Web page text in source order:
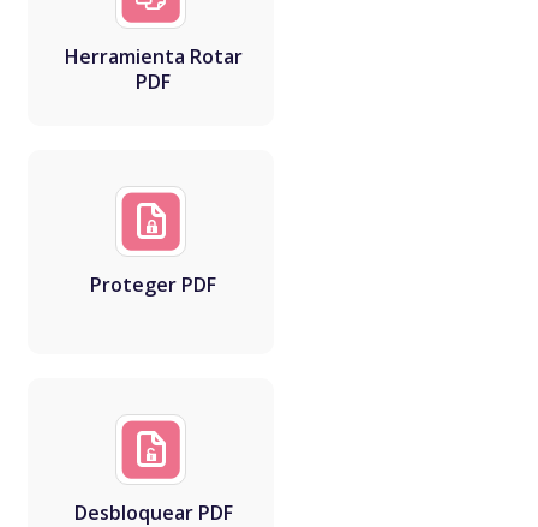
Herramienta Rotar
PDF
Proteger PDF
Desbloquear PDF